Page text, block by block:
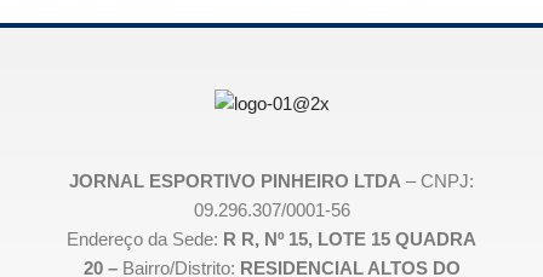
JORNAL ESPORTIVO PINHEIRO LTDA – CNPJ:
09.296.307/0001-56
Endereço da Sede: R R, Nº 15, LOTE 15 QUADRA
20 – Bairro/Distrito: RESIDENCIAL ALTOS DO